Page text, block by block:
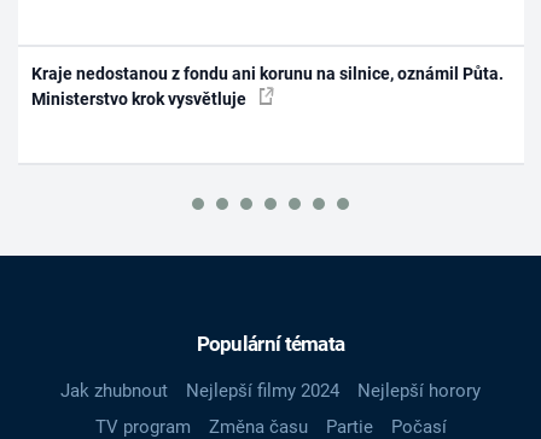
Kraje nedostanou z fondu ani korunu na silnice, oznámil Půta.
Ministerstvo krok vysvětluje
Populární témata
Jak zhubnout Nejlepší filmy 2024
Nejlepší horory
TV program
Změna času Partie
Počasí